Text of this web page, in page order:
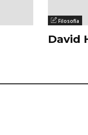
Filosofía
David